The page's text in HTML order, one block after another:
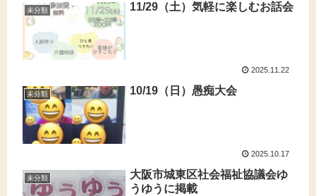
未分類 11/29（土）気軽に楽しむお話会
2025.11.22
未分類 10/19（日）愚痴大会
2025.10.17
未分類
大阪市城東区社会福祉協議会ゆ
うゆうに掲載